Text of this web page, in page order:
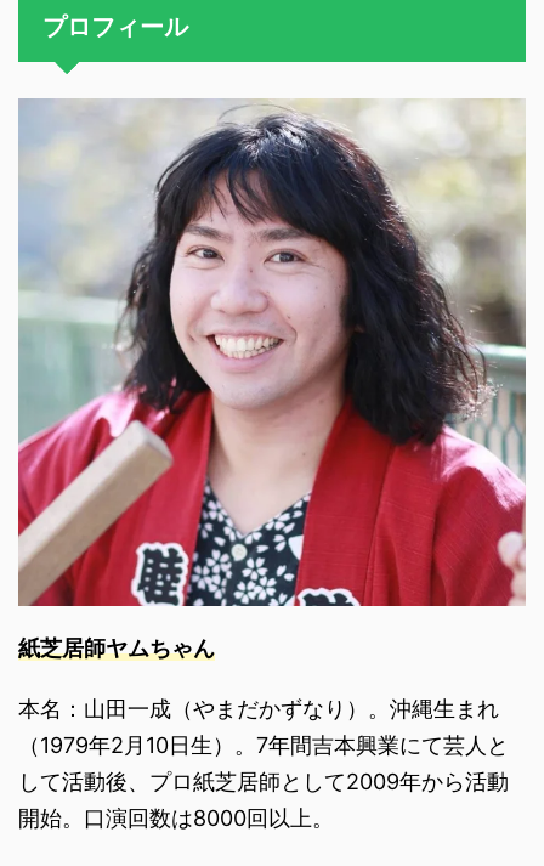
プロフィール
紙芝居師ヤムちゃん
本名：山田一成（やまだかずなり）。沖縄生まれ
（1979年2月10日生）。7年間吉本興業にて芸人と
して活動後、プロ紙芝居師として2009年から活動
開始。口演回数は8000回以上。